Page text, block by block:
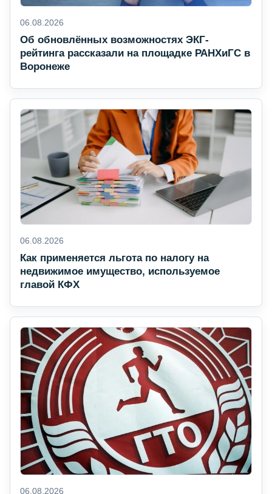
06.08.2026
Об обновлённых возможностях ЭКГ-
рейтинга рассказали на площадке РАНХиГС в
Воронеже
06.08.2026
Как применяется льгота по налогу на
недвижимое имущество, используемое
главой КФХ
06.08.2026